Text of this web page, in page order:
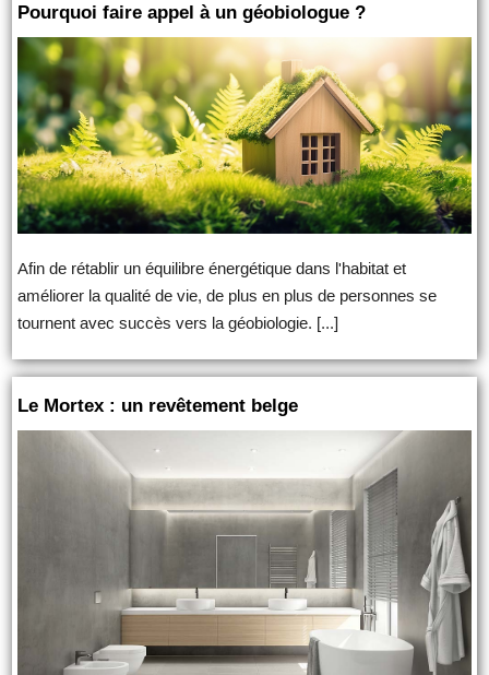
Pourquoi faire appel à un géobiologue ?
Afin de rétablir un équilibre énergétique dans l'habitat et
améliorer la qualité de vie, de plus en plus de personnes se
tournent avec succès vers la géobiologie. [...]
Le Mortex : un revêtement belge